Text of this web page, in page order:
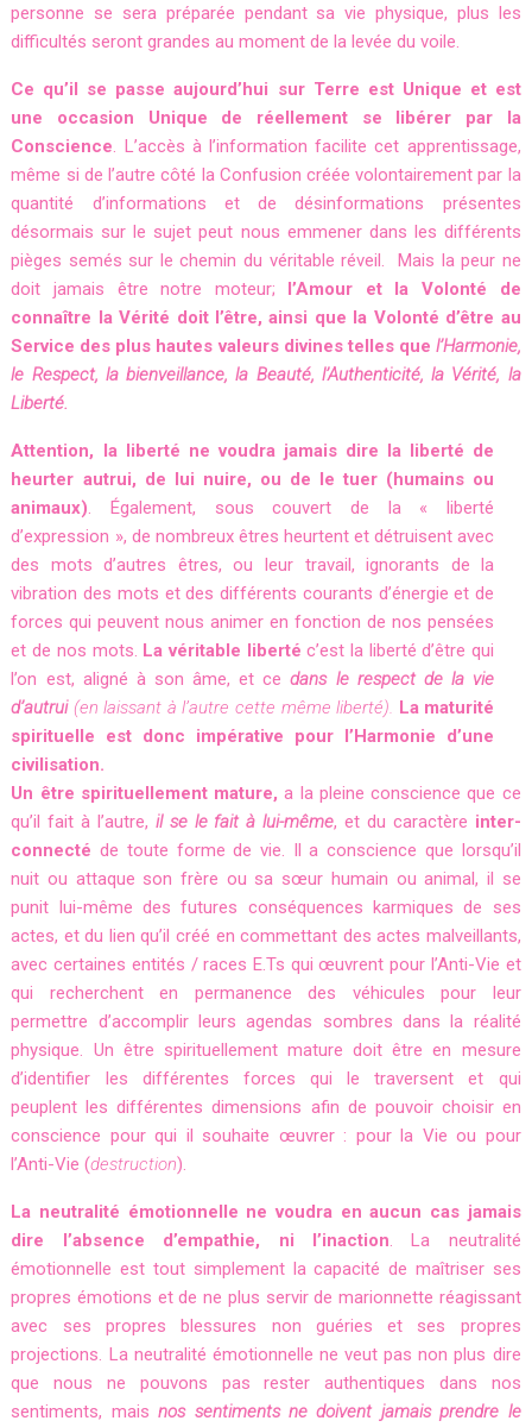
personne se sera préparée pendant sa vie physique, plus les
difficultés seront grandes au moment de la levée du voile.
Ce qu’il se passe aujourd’hui sur Terre est Unique et est
une occasion Unique de réellement se libérer par la
Conscience. L’accès à l’information facilite cet apprentissage,
même si de l’autre côté la Confusion créée volontairement par la
quantité d’informations et de désinformations présentes
désormais sur le sujet peut nous emmener dans les différents
pièges semés sur le chemin du véritable réveil. Mais la peur ne
doit jamais être notre moteur; l’Amour et la Volonté de
connaître la Vérité doit l’être, ainsi que la Volonté d’être au
Service des plus hautes valeurs divines telles que l’Harmonie,
le Respect, la bienveillance, la Beauté, l’Authenticité, la Vérité, la
Liberté.
Attention, la liberté ne voudra jamais dire la liberté de
heurter autrui, de lui nuire, ou de le tuer (humains ou
animaux). Également, sous couvert de la « liberté
d’expression », de nombreux êtres heurtent et détruisent avec
des mots d’autres êtres, ou leur travail, ignorants de la
vibration des mots et des différents courants d’énergie et de
forces qui peuvent nous animer en fonction de nos pensées
et de nos mots. La véritable liberté c’est la liberté d’être qui
l’on est, aligné à son âme, et cedans le respect de la vie
d’autrui(en laissant à l’autre cette même liberté). La maturité
spirituelle est donc impérative pour l’Harmonie d’une
civilisation.
Un être spirituellement mature, a la pleine conscience que ce
qu’il fait à l’autre, il se le fait à lui-même, et du caractère inter-
connecté de toute forme de vie. Il a conscience que lorsqu’il
nuit ou attaque son frère ou sa sœur humain ou animal, il se
punit lui-même des futures conséquences karmiques de ses
actes, et du lien qu’il créé en commettant des actes malveillants,
avec certaines entités / races E.Ts qui œuvrent pour l’Anti-Vie et
qui recherchent en permanence des véhicules pour leur
permettre d’accomplir leurs agendas sombres dans la réalité
physique. Un être spirituellement mature doit être en mesure
d’identifier les différentes forces qui le traversent et qui
peuplent les différentes dimensions afin de pouvoir choisir en
conscience pour qui il souhaite œuvrer : pour la Vie ou pour
l’Anti-Vie (destruction).
La neutralité émotionnelle ne voudra en aucun cas jamais
dire l’absence d’empathie, ni l’inaction. La neutralité
émotionnelle est tout simplement la capacité de maîtriser ses
propres émotions et de ne plus servir de marionnette réagissant
avec ses propres blessures non guéries et ses propres
projections. La neutralité émotionnelle ne veut pas non plus dire
que nous ne pouvons pas rester authentiques dans nos
sentiments, maisnos sentiments ne doivent jamais prendre le